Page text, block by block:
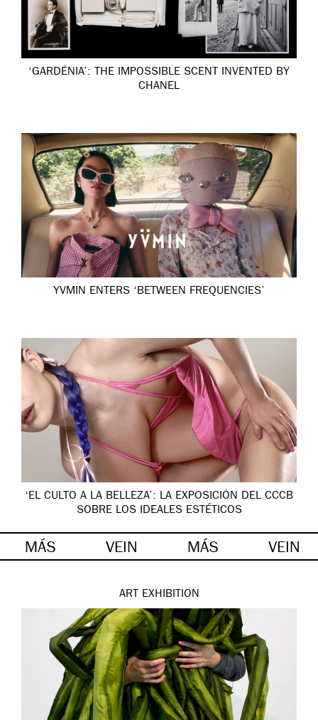
‘GARDÉNIA’: THE IMPOSSIBLE SCENT INVENTED BY
CHANEL
YVMIN ENTERS ‘BETWEEN FREQUENCIES’
‘EL CULTO A LA BELLEZA’: LA EXPOSICIÓN DEL CCCB
SOBRE LOS IDEALES ESTÉTICOS
MÁS VEIN MÁS VEIN
ART EXHIBITION